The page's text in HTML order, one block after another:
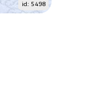
id: 5498